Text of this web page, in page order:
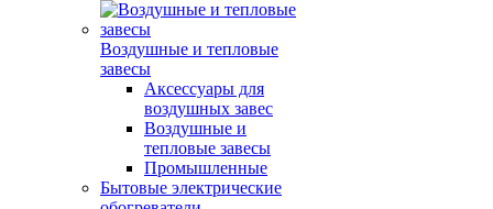
Воздушные и тепловые
завесы
Аксессуары для
воздушных завес
Воздушные и
тепловые завесы
Промышленные
Бытовые электрические